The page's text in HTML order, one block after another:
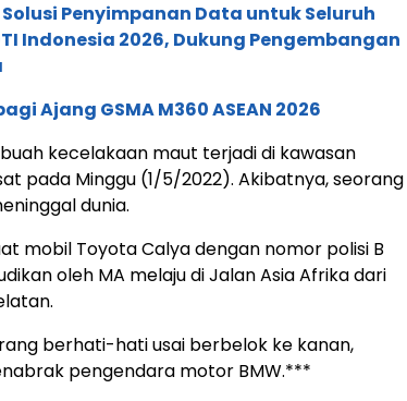
Solusi Penyimpanan Data untuk Seluruh
Indonesia 2026, Dukung Pengembangan
Ajang GSMA M360 ASEAN 2026
kecelakaan maut terjadi di kawasan
pada Minggu (1/5/2022). Akibatnya, seorang
dunia.
mobil Toyota Calya dengan nomor polisi B
oleh MA melaju di Jalan Asia Afrika dari
berhati-hati usai berbelok ke kanan,
pengendara motor BMW.***